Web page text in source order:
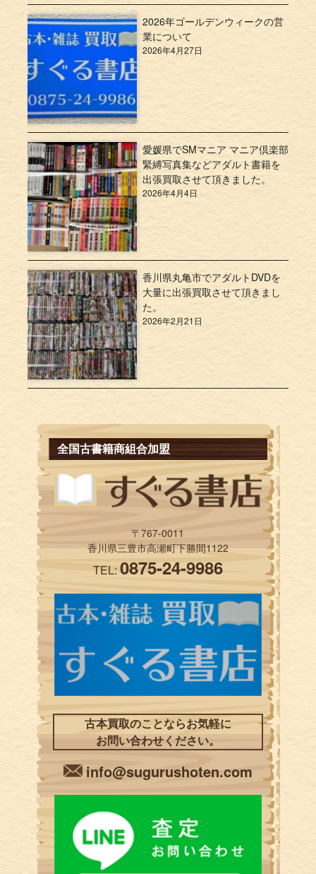
2026年ゴールデンウィークの営
業について
2026年4月27日
愛媛県でSMマニア マニア倶楽部
緊縛写真集などアダルト書籍を
出張買取させて頂きました。
2026年4月4日
香川県丸亀市でアダルトDVDを
大量に出張買取させて頂きまし
た。
2026年2月21日
全国古書籍商組合加盟
〒767-0011
香川県三豊市高瀬町下勝間1122
TEL:0875-24-9986
古本買取のことならお気軽に
お問い合わせください。
info@sugurushoten.com